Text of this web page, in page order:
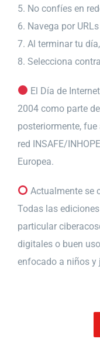
5. No confíes en
6. Navega por
7. Al terminar tu
8. Selecciona
El Día de
2004 como parte
posteriormente,
red INSAFE/
Europea.
Actualmente se
Todas las
particular
digitales o buen
enfocado a niños y